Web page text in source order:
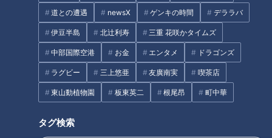
道との遭遇 newsX ゲンキの時間 デララバ
伊豆半島 北辻利寿 三重 花咲かタイムズ
中部国際空港 お金 エンタメ ドラゴンズ
ラグビー 三上悠亜 友廣南実 喫茶店
東山動植物園 板東英二 根尾昂 町中華
タグ検索
宏斗と夢斗の揃い踏み！ドラゴ
ンズファン待望の左右エース黄
策士・井端のような二番打者が
絶対必要！ドラゴンズ優勝のた
めに必要なモノは何か！？
中日ドラゴンズ
ルーキー 勝野昌慶